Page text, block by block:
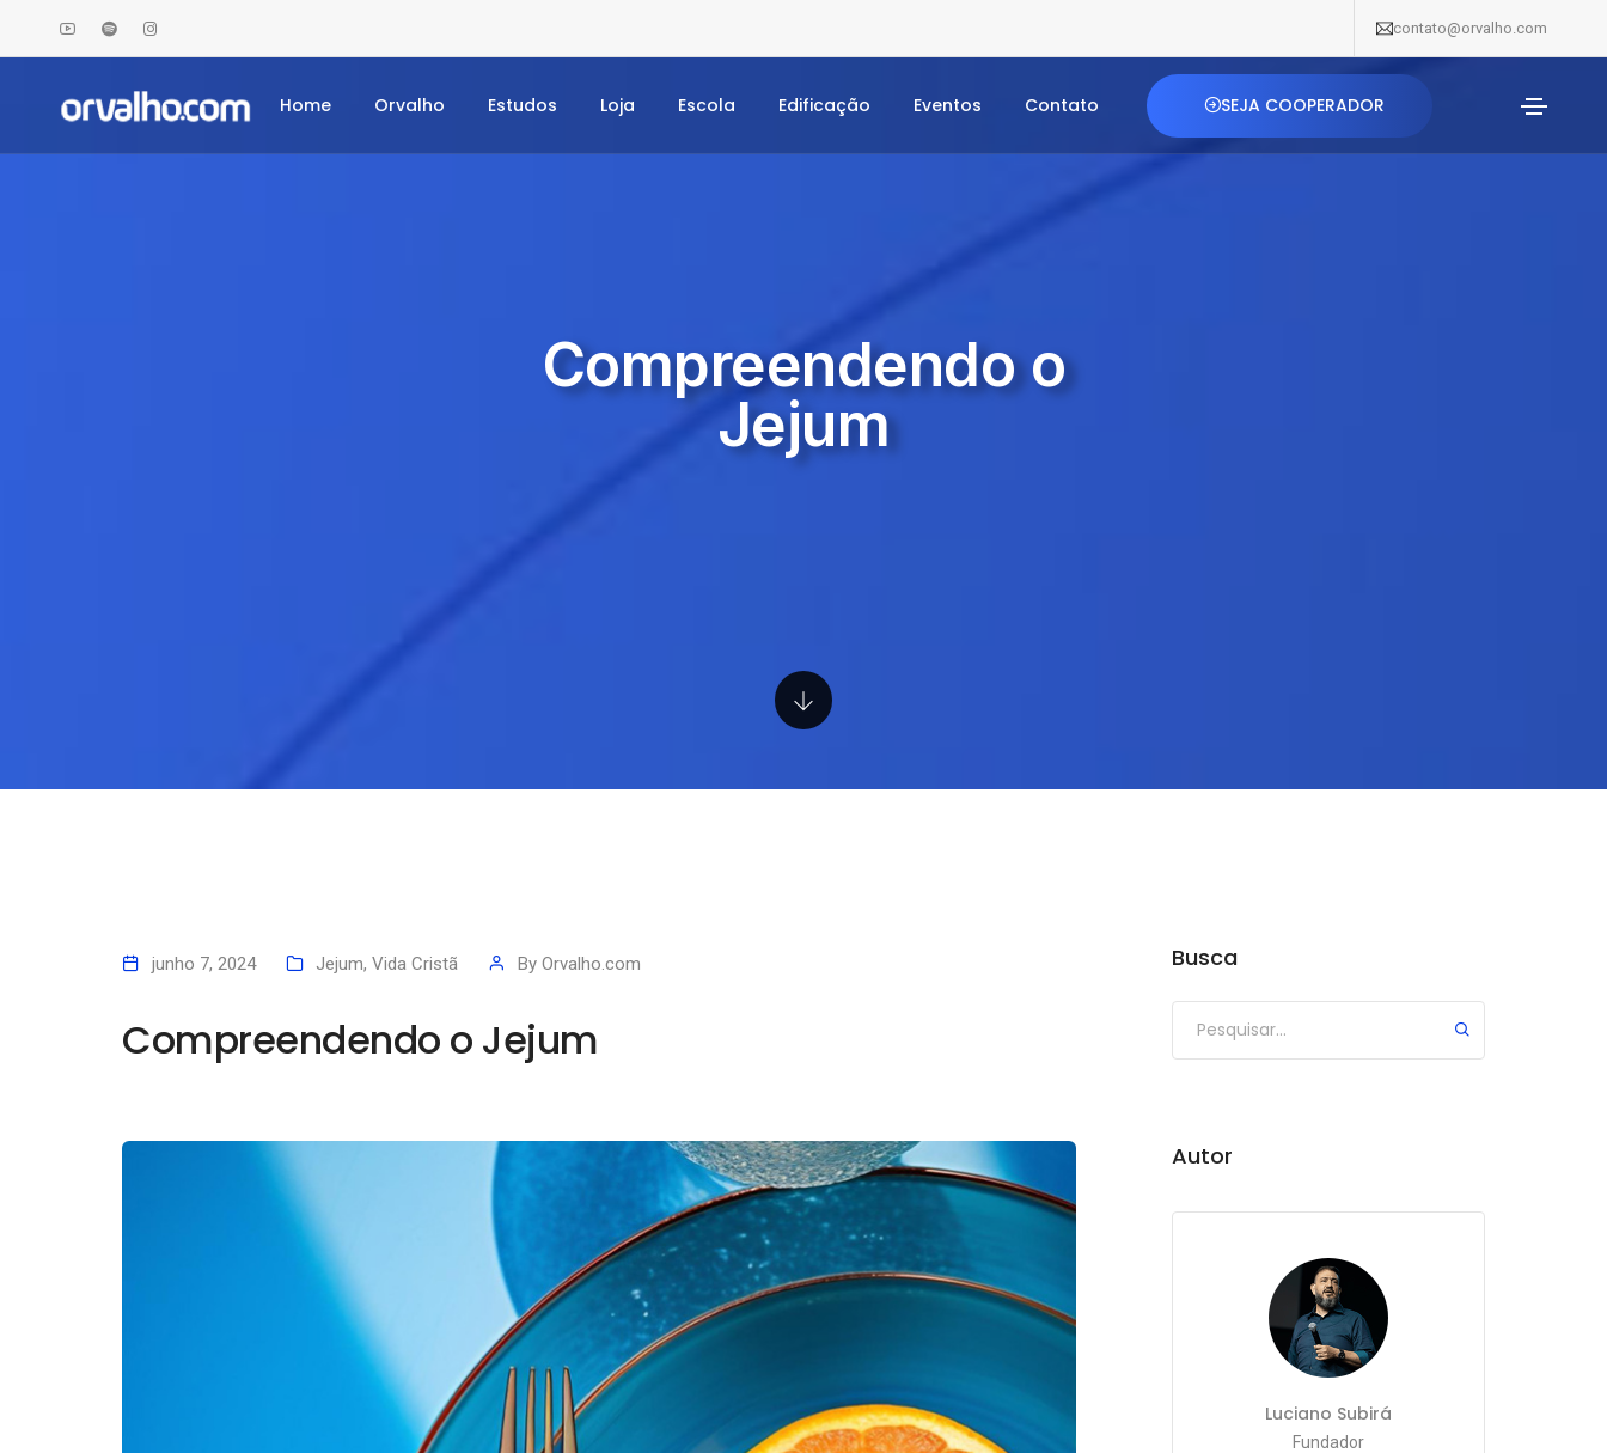
contato@orvalho.com
Home Orvalho Estudos Loja Escola Edificação Eventos Contato SEJA COOPERADOR
Compreendendo o
Jejum
junho 7, 2024 Jejum, Vida Cristã By Orvalho.com
Compreendendo o Jejum
Busca
Autor
Luciano Subirá
Fundador